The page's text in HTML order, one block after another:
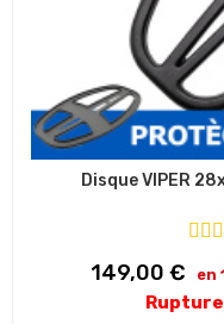
Disque VIPER
Prix
149,00 € en